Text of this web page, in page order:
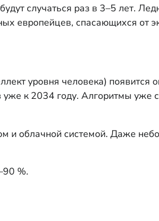
случаться раз в 3–5 лет.
европейцев, спасающихся от
уровня человека)
к 2034 году. Алгоритмы уже
облачной системой. Даже
%.